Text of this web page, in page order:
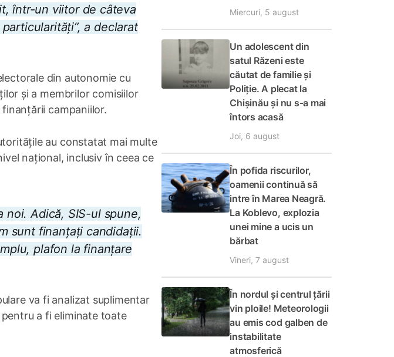
într-un viitor de câteva
a declarat
din autonomie cu
și a membrilor comisiilor
campaniilor.
au constatat mai multe
național, inclusiv în ceea ce
noi. Adică, SIS-ul spune,
sunt finanțați candidații.
plafon la finanțare
va fi analizat suplimentar
a fi eliminate toate
Miercuri, 5 august
Un adolescent din
satul Răzeni este
căutat de familie și
Poliție. A plecat la
Chișinău și nu s-a mai
întors acasă
Joi, 6 august
În pofida riscurilor,
oamenii continuă să
intre în Marea Neagră.
La Koblevo, explozia
unei mine a ucis un
bărbat
Vineri, 7 august
În nordul și centrul țării
vin ploile! Meteorologii
au emis cod galben de
instabilitate
atmosferică